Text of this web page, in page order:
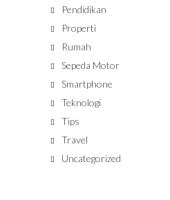
Pendidikan
Properti
Rumah
Sepeda Motor
Smartphone
Teknologi
Tips
Travel
Uncategorized